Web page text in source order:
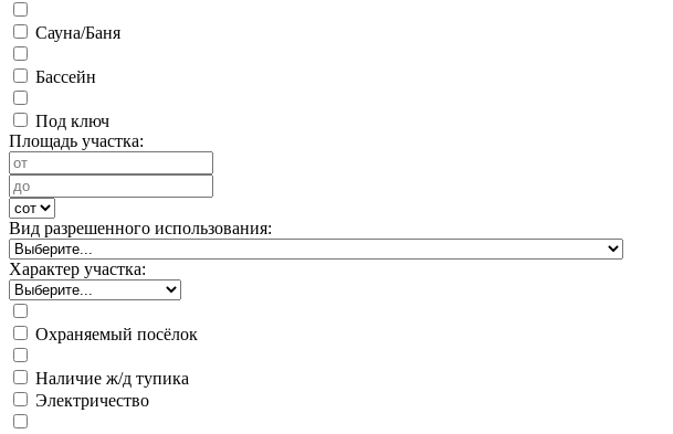
Сауна/Баня
Бассейн
Под ключ
Площадь участка:
Вид разрешенного использования:
Характер участка:
Охраняемый посёлок
Наличие ж/д тупика
Электричество